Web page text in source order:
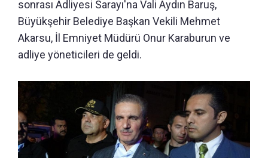
sonrası Adliyesi Sarayı'na Vali Aydın Baruş,
Büyükşehir Belediye Başkan Vekili Mehmet
Akarsu, İl Emniyet Müdürü Onur Karaburun ve
adliye yöneticileri de geldi.